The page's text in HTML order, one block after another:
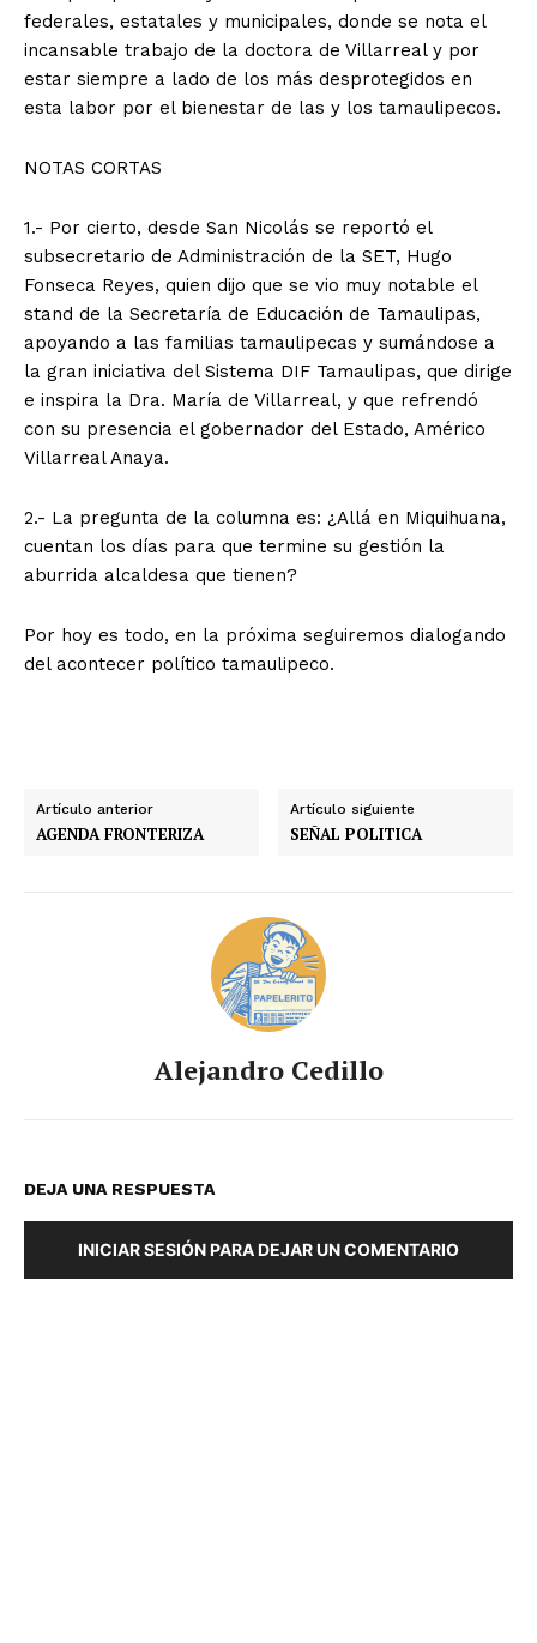
federales, estatales y municipales, donde se nota el
incansable trabajo de la doctora de Villarreal y por
estar siempre a lado de los más desprotegidos en
esta labor por el bienestar de las y los tamaulipecos.
NOTAS CORTAS
1.- Por cierto, desde San Nicolás se reportó el
subsecretario de Administración de la SET, Hugo
Fonseca Reyes, quien dijo que se vio muy notable el
stand de la Secretaría de Educación de Tamaulipas,
apoyando a las familias tamaulipecas y sumándose a
la gran iniciativa del Sistema DIF Tamaulipas, que dirige
e inspira la Dra. María de Villarreal, y que refrendó
con su presencia el gobernador del Estado, Américo
Villarreal Anaya.
2.- La pregunta de la columna es: ¿Allá en Miquihuana,
cuentan los días para que termine su gestión la
aburrida alcaldesa que tienen?
Por hoy es todo, en la próxima seguiremos dialogando
del acontecer político tamaulipeco.
Artículo anterior
AGENDA FRONTERIZA
Artículo siguiente
SEÑAL POLITICA
Alejandro Cedillo
DEJA UNA RESPUESTA
INICIAR SESIÓN PARA DEJAR UN COMENTARIO